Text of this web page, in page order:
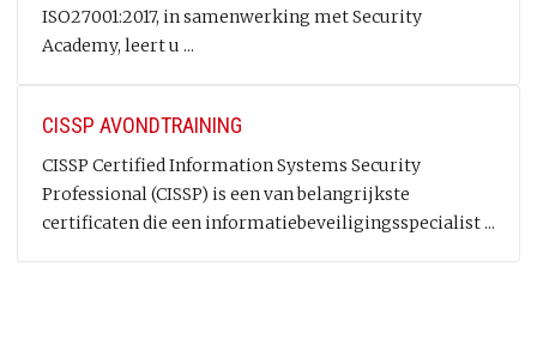
ISO27001:2017, in samenwerking met Security
Academy, leert u ...
CISSP AVONDTRAINING
CISSP Certified Information Systems Security
Professional (CISSP) is een van belangrijkste
certificaten die een informatiebeveiligingsspecialist ...